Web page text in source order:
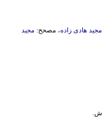
مجید هادی زاده، مصحح: مجید